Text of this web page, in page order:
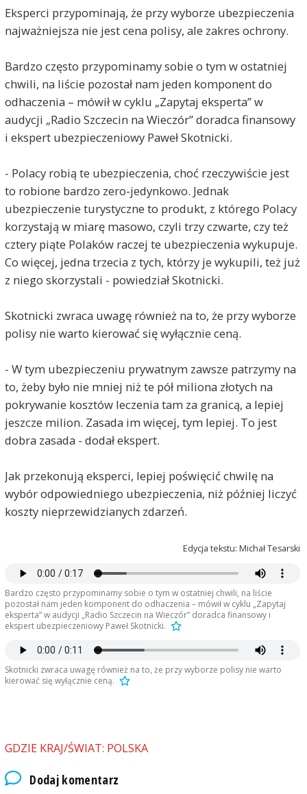
Eksperci przypominają, że przy wyborze ubezpieczenia
najważniejsza nie jest cena polisy, ale zakres ochrony.
Bardzo często przypominamy sobie o tym w ostatniej
chwili, na liście pozostał nam jeden komponent do
odhaczenia – mówił w cyklu „Zapytaj eksperta” w
audycji „Radio Szczecin na Wieczór” doradca finansowy
i ekspert ubezpieczeniowy Paweł Skotnicki.
- Polacy robią te ubezpieczenia, choć rzeczywiście jest
to robione bardzo zero-jedynkowo. Jednak
ubezpieczenie turystyczne to produkt, z którego Polacy
korzystają w miarę masowo, czyli trzy czwarte, czy też
cztery piąte Polaków raczej te ubezpieczenia wykupuje.
Co więcej, jedna trzecia z tych, którzy je wykupili, też już
z niego skorzystali - powiedział Skotnicki.
Skotnicki zwraca uwagę również na to, że przy wyborze
polisy nie warto kierować się wyłącznie ceną.
- W tym ubezpieczeniu prywatnym zawsze patrzymy na
to, żeby było nie mniej niż te pół miliona złotych na
pokrywanie kosztów leczenia tam za granicą, a lepiej
jeszcze milion. Zasada im więcej, tym lepiej. To jest
dobra zasada - dodał ekspert.
Jak przekonują eksperci, lepiej poświęcić chwilę na
wybór odpowiedniego ubezpieczenia, niż później liczyć
koszty nieprzewidzianych zdarzeń.
Edycja tekstu: Michał Tesarski
Bardzo często przypominamy sobie o tym w ostatniej chwili, na liście
pozostał nam jeden komponent do odhaczenia – mówił w cyklu „Zapytaj
eksperta” w audycji „Radio Szczecin na Wieczór” doradca finansowy i
ekspert ubezpieczeniowy Paweł Skotnicki.
Skotnicki zwraca uwagę również na to, że przy wyborze polisy nie warto
kierować się wyłącznie ceną.
GDZIE KRAJ/ŚWIAT: POLSKA
Dodaj komentarz